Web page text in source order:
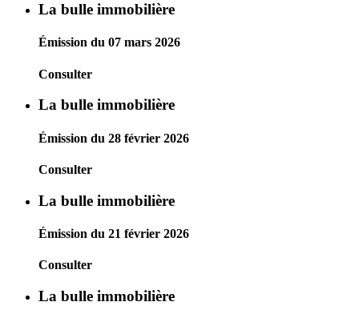
La bulle immobilière
Émission du 07 mars 2026
Consulter
La bulle immobilière
Émission du 28 février 2026
Consulter
La bulle immobilière
Émission du 21 février 2026
Consulter
La bulle immobilière